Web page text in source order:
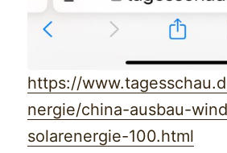
https://
nergie/china-ausbau-
solarenergie-100.html